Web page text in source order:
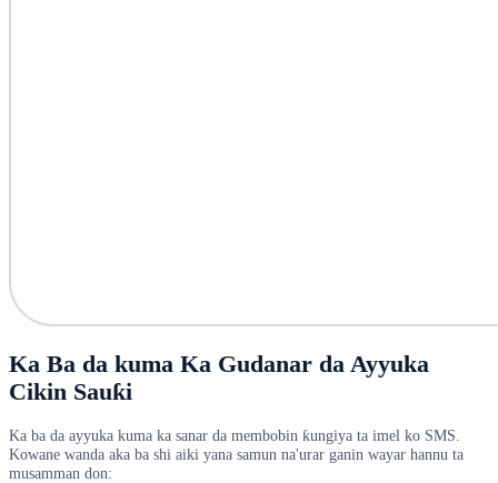
Ka Ba da kuma Ka Gudanar da Ayyuka
Cikin Sauƙi
Ka ba da ayyuka kuma ka sanar da membobin ƙungiya ta imel ko SMS.
Kowane wanda aka ba shi aiki yana samun na'urar ganin wayar hannu ta
musamman don: